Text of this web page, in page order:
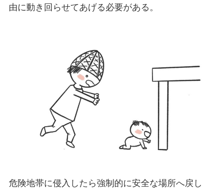
由に動き回らせてあげる必要がある。
危険地帯に侵入したら強制的に安全な場所へ戻し